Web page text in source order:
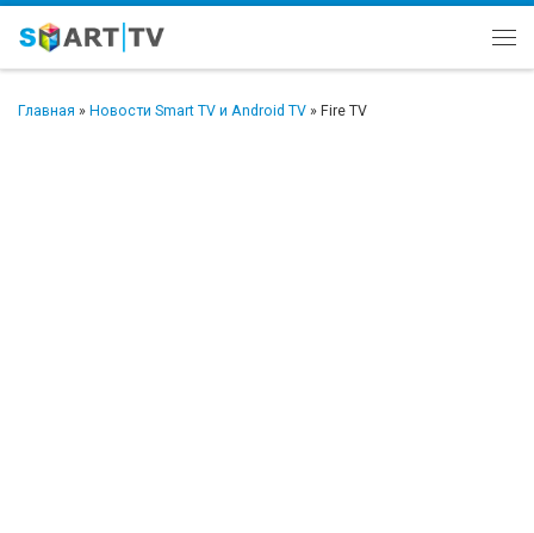
Перейти к содержимому
Главная » Новости Smart TV и Android TV » Fire TV